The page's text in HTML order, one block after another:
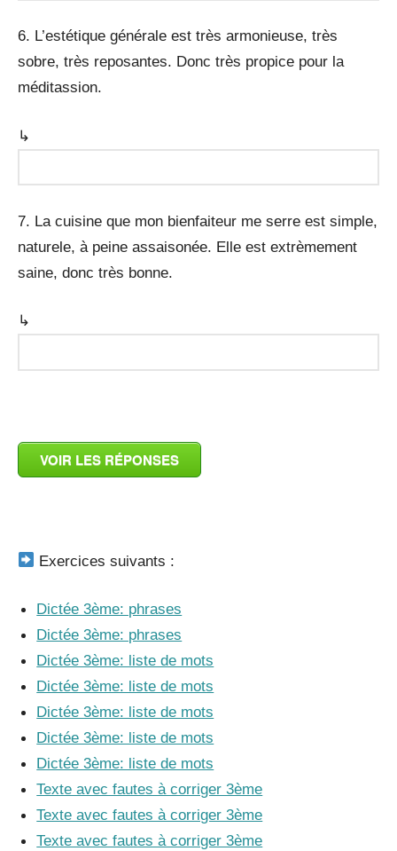
6. L’estétique générale est très armonieuse, très
sobre, très reposantes. Donc très propice pour la
méditassion.
↳
7. La cuisine que mon bienfaiteur me serre est simple,
naturele, à peine assaisonée. Elle est extrèmement
saine, donc très bonne.
↳
VOIR LES RÉPONSES
Exercices suivants :
Dictée 3ème: phrases
Dictée 3ème: phrases
Dictée 3ème: liste de mots
Dictée 3ème: liste de mots
Dictée 3ème: liste de mots
Dictée 3ème: liste de mots
Dictée 3ème: liste de mots
Texte avec fautes à corriger 3ème
Texte avec fautes à corriger 3ème
Texte avec fautes à corriger 3ème